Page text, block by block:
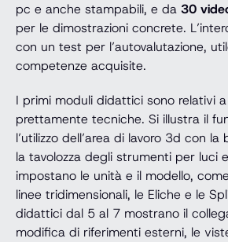
pc e anche stampabili, e da 30
per le dimostrazioni concrete.
con un test per l’autovalutazione,
competenze acquisite.
I primi moduli didattici sono relativi a
prettamente tecniche. Si illustra il
l’utilizzo dell’area di lavoro 3d con la
la tavolozza degli strumenti per luci
impostano le unità e il modello,
linee tridimensionali, le Eliche e le
didattici dal 5 al 7 mostrano il
modifica di riferimenti esterni, le